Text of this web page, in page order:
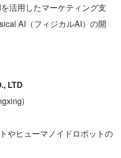
活用したマーケティング支
AI（フィジカルAI）の開
LTD
やヒューマノイドロボットの